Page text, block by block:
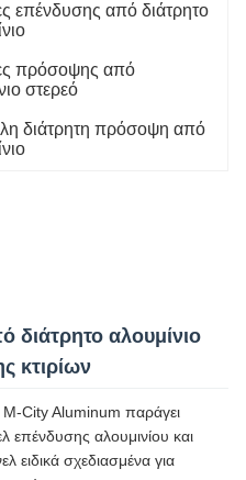
επένδυσης από διάτρητο
πρόσοψης από
στερεό
διάτρητη πρόσοψη από
διάτρητο αλουμίνιο
κτιρίων
City Aluminum παράγει
επένδυσης αλουμινίου και
ειδικά σχεδιασμένα για